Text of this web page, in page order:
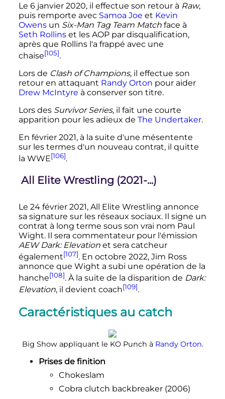
Le 6 janvier 2020, il effectue son retour à Raw,
puis remporte avec Samoa Joe et Kevin
Owensun Six-Man Tag Team Matchface à
Seth Rollinset les AOP par disqualification,
après que Rollins l'a frappé avec une
chaise[105].
Lors de Clash of Champions, il effectue son
retour en attaquant Randy Orton pour aider
Drew McIntyre à conserver son titre.
Lors des Survivor Series, il fait une courte
apparition pour les adieux de The Undertaker.
En février 2021, à la suite d'une mésentente
sur les termes d'un nouveau contrat, il quitte
la WWE[106].
All Elite Wrestling (2021-...)
Le 24 février2021, All Elite Wrestling annonce
sa signature sur les réseaux sociaux. Il signe un
contrat à long terme sous son vrai nom Paul
Wight. Il sera commentateur pour l'émission
AEW Dark: Elevationet sera catcheur
également[107]. En octobre 2022, Jim Ross
annonce que Wight a subi une opération de la
hanche[108]. À la suite de la disparition de Dark:
Elevation, il devient coach[109].
Caractéristiques au catch
Big Show appliquant le KO Punch à Randy Orton.
Prises de finition
Chokeslam
Cobra clutch backbreaker (2006)